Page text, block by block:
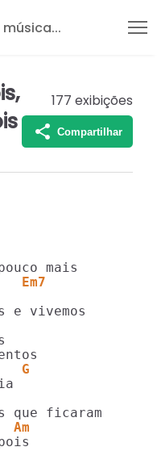
177 exibições
Compartilhar
Em7
G